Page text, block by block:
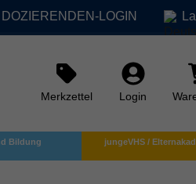
DOZIERENDEN-LOGIN
Merkzettel Login
Bildung jungeVHS /